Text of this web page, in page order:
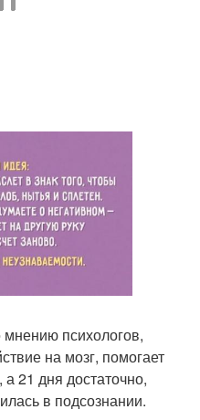
психологов,
на мозг, помогает
21 дня достаточно,
в подсознании.